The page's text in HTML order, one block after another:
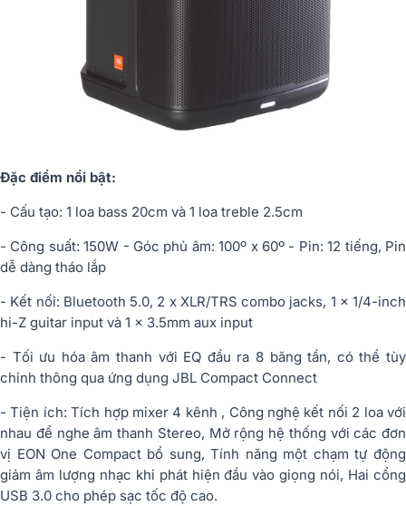
Đặc điểm nổi bật:
- Cấu tạo: 1 loa bass 20cm và 1 loa treble 2.5cm
- Công suất: 150W - Góc phủ âm: 100º x 60º - Pin: 12 tiếng, Pin
dễ dàng tháo lắp
- Kết nối: Bluetooth 5.0, 2 x XLR/TRS combo jacks, 1 x 1/4-inch
hi-Z guitar input và 1 x 3.5mm aux input
- Tối ưu hóa âm thanh với EQ đầu ra 8 băng tần, có thể tùy
chỉnh thông qua ứng dụng JBL Compact Connect
- Tiện ích: Tích hợp mixer 4 kênh , Công nghệ kết nối 2 loa với
nhau để nghe âm thanh Stereo, Mở rộng hệ thống với các đơn
vị EON One Compact bổ sung, Tính năng một chạm tự động
giảm âm lượng nhạc khi phát hiện đầu vào giọng nói, Hai cổng
USB 3.0 cho phép sạc tốc độ cao.